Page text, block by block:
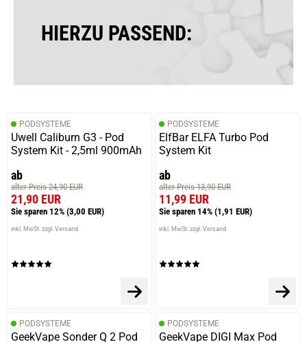
A K.
Perfekte Liquid. Ich würde es nochmal bestellen, aber
nicht 2mg/ml, sondern etwas stärkere
HIERZU PASSEND:
PODSYSTEME
Uwell Caliburn G3 - Pod
System Kit - 2,5ml 900mAh
ab
alter Preis 24,90 EUR
21,90 EUR
Sie sparen 12% (3,00 EUR)
inkl. MwSt. zzgl. Versand
PODSYSTEME
ElfBar ELFA Turbo Pod
System Kit
ab
alter Preis 13,90 EUR
11,99 EUR
Sie sparen 14% (1,91 EUR)
inkl. MwSt. zzgl. Versand
PODSYSTEME
GeekVape Sonder Q 2 Pod
PODSYSTEME
GeekVape DIGI Max Pod